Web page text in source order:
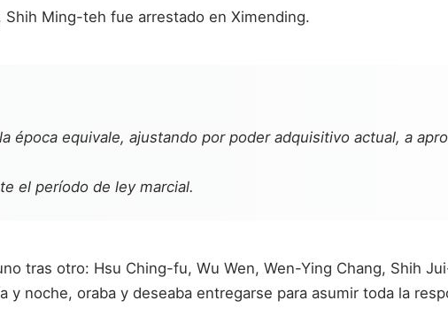
Ming-teh fue arrestado en Ximending.
época equivale, ajustando por poder adquisitivo actual, a
el período de ley marcial.
tras otro: Hsu Ching-fu, Wu Wen, Wen-Ying Chang, Shih
noche, oraba y deseaba entregarse para asumir toda la